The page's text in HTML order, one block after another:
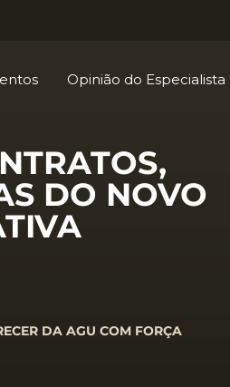
Opinião do Especialista
DO NOVO
DA AGU COM FORÇA